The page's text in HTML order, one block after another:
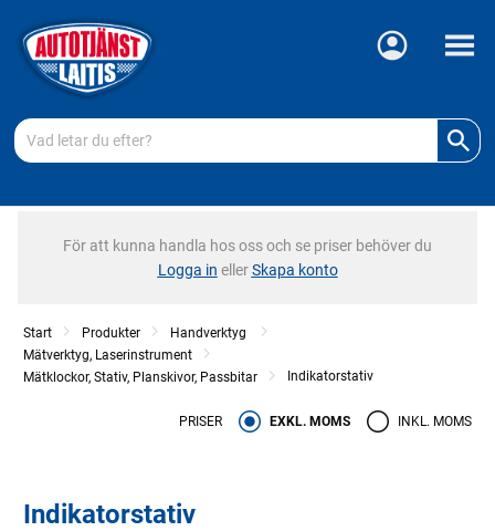
Meny
För att kunna handla hos oss och se priser behöver du
Logga in ellerSkapa konto
Start Produkter
Handverktyg
Mätverktyg, Laserinstrument
Mätklockor, Stativ, Planskivor, Passbitar
Indikatorstativ
PRISER EXKL. MOMS INKL. MOMS
Indikatorstativ